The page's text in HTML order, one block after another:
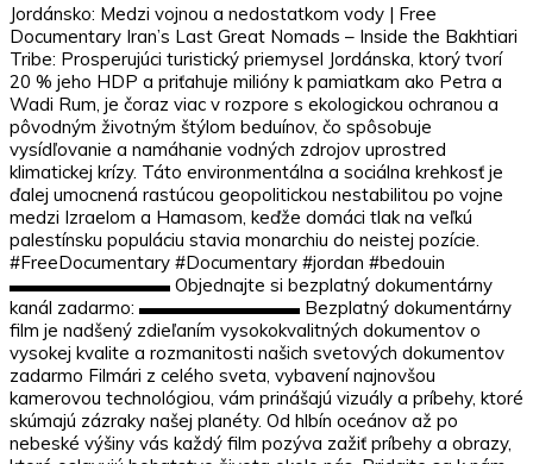
Jordánsko: Medzi vojnou a nedostatkom vody | Free
Documentary Iran’s Last Great Nomads – Inside the Bakhtiari
Tribe: Prosperujúci turistický priemysel Jordánska, ktorý tvorí
20 % jeho HDP a priťahuje milióny k pamiatkam ako Petra a
Wadi Rum, je čoraz viac v rozpore s ekologickou ochranou a
pôvodným životným štýlom beduínov, čo spôsobuje
vysídľovanie a namáhanie vodných zdrojov uprostred
klimatickej krízy. Táto environmentálna a sociálna krehkosť je
ďalej umocnená rastúcou geopolitickou nestabilitou po vojne
medzi Izraelom a Hamasom, keďže domáci tlak na veľkú
palestínsku populáciu stavia monarchiu do neistej pozície.
#FreeDocumentary #Documentary #jordan #bedouin
▬▬▬▬▬▬▬▬▬ Objednajte si bezplatný dokumentárny
kanál zadarmo: ▬▬▬▬▬▬▬▬▬ Bezplatný dokumentárny
film je nadšený zdieľaním vysokokvalitných dokumentov o
vysokej kvalite a rozmanitosti našich svetových dokumentov
zadarmo Filmári z celého sveta, vybavení najnovšou
kamerovou technológiou, vám prinášajú vizuály a príbehy, ktoré
skúmajú zázraky našej planéty. Od hlbín oceánov až po
nebeské výšiny vás každý film pozýva zažiť príbehy a obrazy,